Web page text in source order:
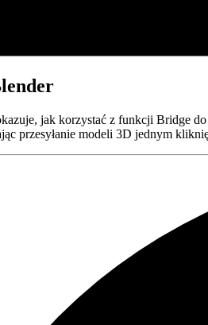
jak korzystać z funkcji Bridge
przesyłanie modeli 3D jednym